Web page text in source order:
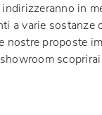
in
a varie sostanze
nostre proposte